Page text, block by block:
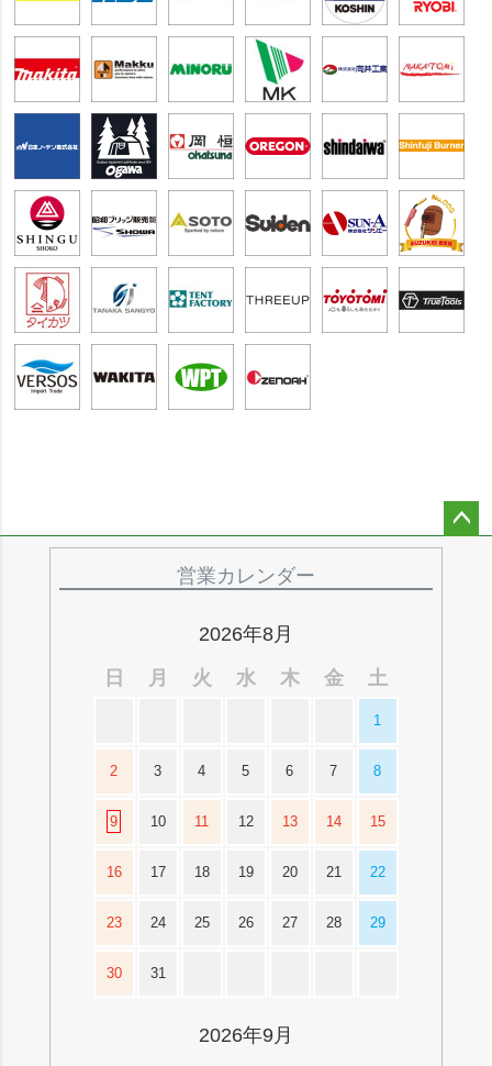
営業カレンダー
2026年8月
日
月 火 水 木 金 土
1
2 3 4 5 6 7 8
9 10 11 12 13 14 15
16 17 18 19 20 21 22
23 24 25 26 27 28 29
30 31
2026年9月